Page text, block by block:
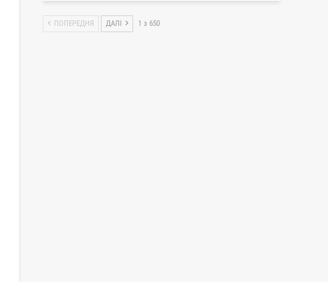
ПОПЕРЕДНЯ ДАЛІ 1 з 650